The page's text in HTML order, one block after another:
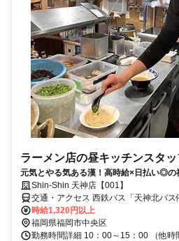
ラーメン店の昼キッチンスタッ
元気とやる気ある漢！高時給×日払い◎の
Shin-Shin 天神店【001】
交通・アクセス 西鉄バス「天神北バ
時給1,320円以上
福岡県福岡市中央区
勤務時間詳細 10：00～15：00 （他時